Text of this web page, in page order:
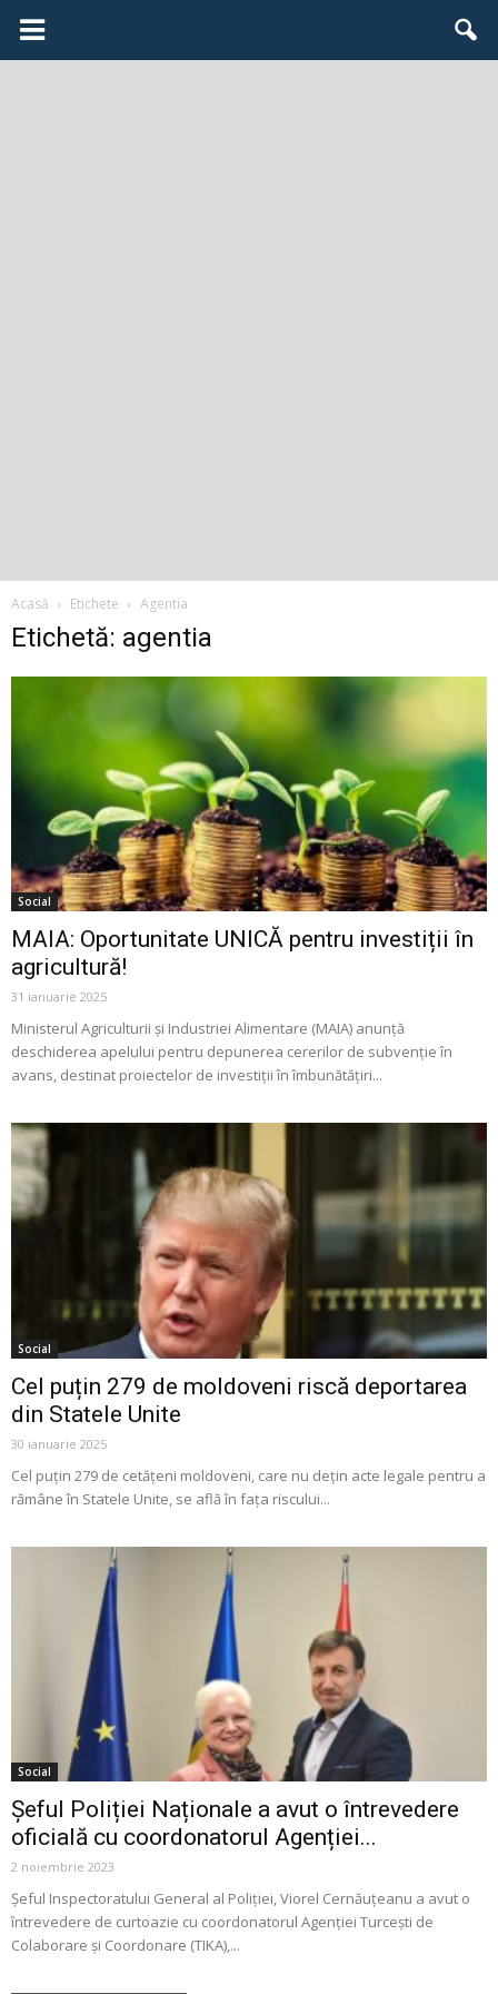
Acasă Etichete Agentia
Etichetă: agentia
Social
MAIA: Oportunitate UNICĂ pentru investiții în
agricultură!
31 ianuarie 2025
Ministerul Agriculturii și Industriei Alimentare (MAIA) anunță
deschiderea apelului pentru depunerea cererilor de subvenție în
avans, destinat proiectelor de investiții în îmbunătățiri...
Social
Cel puțin 279 de moldoveni riscă deportarea
din Statele Unite
30 ianuarie 2025
Cel puțin 279 de cetățeni moldoveni, care nu dețin acte legale pentru a
rămâne în Statele Unite, se află în fața riscului...
Social
Șeful Poliției Naționale a avut o întrevedere
oficială cu coordonatorul Agenției...
2 noiembrie 2023
Șeful Inspectoratului General al Poliției, Viorel Cernăuțeanu a avut o
întrevedere de curtoazie cu coordonatorul Agenției Turcești de
Colaborare și Coordonare (TIKA),...